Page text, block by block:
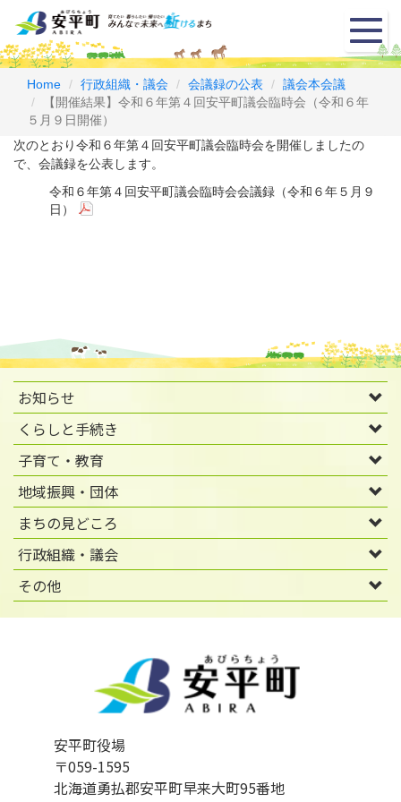
メ
ニ
ュ
Home 行政組織・議会 会議録の公表
議会本会議
【開催結果】令和６年第４回安平町議会臨時会（令和６年
５月９日開催）
次のとおり令和６年第４回安平町議会臨時会を開催しましたの
で、会議録を公表します。
令和６年第４回安平町議会臨時会会議録（令和６年５月９
日）
お知らせ
くらしと手続き
子育て・教育
地域振興・団体
まちの見どころ
行政組織・議会
その他
安平町役場
〒059-1595
北海道勇払郡安平町早来大町95番地